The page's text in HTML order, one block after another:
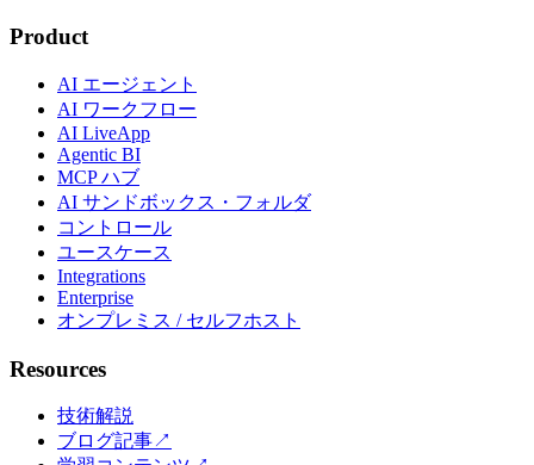
Product
AI エージェント
AI ワークフロー
AI LiveApp
Agentic BI
MCP ハブ
AI サンドボックス・フォルダ
コントロール
ユースケース
Integrations
Enterprise
オンプレミス / セルフホスト
Resources
技術解説
ブログ記事↗